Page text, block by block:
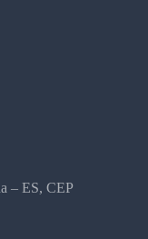
– ES, CEP